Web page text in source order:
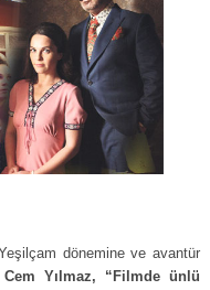
dönemine ve avantür
Cem Yılmaz, “Filmde ünlü